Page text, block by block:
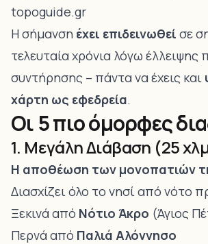
topoguide.gr
Η σήμανση έχει επιδεινωθεί σε
τελευταία χρόνια λόγω έλλειψης
συντήρησης – πάντα να έχεις και
χάρτη ως εφεδρεία.
Οι 5 πιο όμορφες
1. Μεγάλη Διάβαση (25
Η αποθέωση των μονοπατιών
Διασχίζει όλο το νησί από νότο
Ξεκινά από Νότιο Άκρο (Άγιος
Περνά από Παλιά Αλόννησο